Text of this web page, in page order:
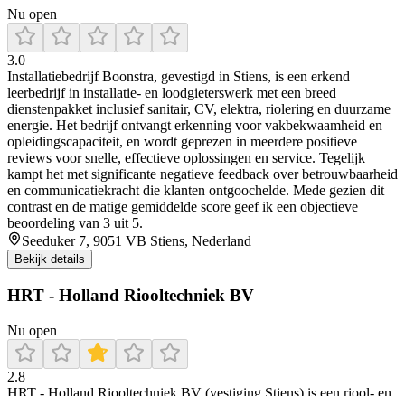
Nu open
3.0
Installatiebedrijf Boonstra, gevestigd in Stiens, is een erkend
leerbedrijf in installatie- en loodgieterswerk met een breed
dienstenpakket inclusief sanitair, CV, elektra, riolering en duurzame
energie. Het bedrijf ontvangt erkenning voor vakbekwaamheid en
opleidingscapaciteit, en wordt geprezen in meerdere positieve
reviews voor snelle, effectieve oplossingen en service. Tegelijk
kampt het met significante negatieve feedback over betrouwbaarheid
en communicatiekracht die klanten ontgoochelde. Mede gezien dit
contrast en de matige gemiddelde score geef ik een objectieve
beoordeling van 3 uit 5.
Seeduker 7, 9051 VB Stiens, Nederland
Bekijk details
HRT - Holland Riooltechniek BV
Nu open
2.8
HRT - Holland Riooltechniek BV (vestiging Stiens) is een riool- en